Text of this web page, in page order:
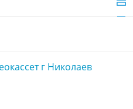
г Николаев